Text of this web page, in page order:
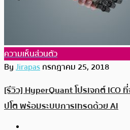
ความเห็นส่วนตัว
ByJirapasกรกฎาคม 25, 2018
[รีวิว] HyperQuant โปรเจกต์ ICO
ปโต พร้อมระบบการเทรดด้วย AI